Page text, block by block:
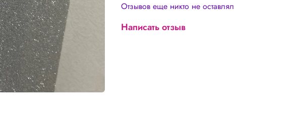
Отзывов еще никто не оставлял
Написать отзыв